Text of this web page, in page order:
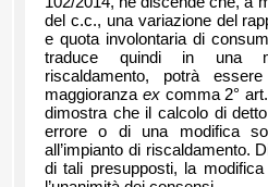
del c.c., una variazione del
e quota involontaria di
traduce quindi in una
riscaldamento, potrà
maggioranza excomma 2°
dimostra che il calcolo di
errore o di una modifica
all’impianto di riscaldamento.
di tali presupposti, la